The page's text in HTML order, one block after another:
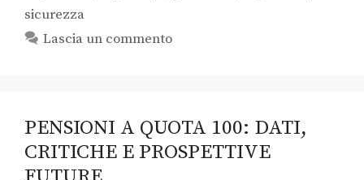
sicurezza
Lascia un commento
PENSIONI A QUOTA 100: DATI,
CRITICHE E PROSPETTIVE